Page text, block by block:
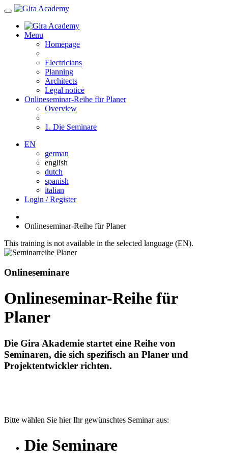
Menu
Homepage
Electricians
Planning
Architects
Legal notice
Onlineseminar-Reihe für Planer
Overview
1. Die Seminare
EN
german
english
dutch
spanish
italian
Login / Register
Onlineseminar-Reihe für Planer
This training is not available in the selected language (EN).
Onlineseminare
Onlineseminar-Reihe für
Planer
Die Gira Akademie startet eine Reihe von
Seminaren, die sich spezifisch an Planer und
Projektentwickler richten.
Bitte wählen Sie hier Ihr gewünschtes Seminar aus:
Die Seminare